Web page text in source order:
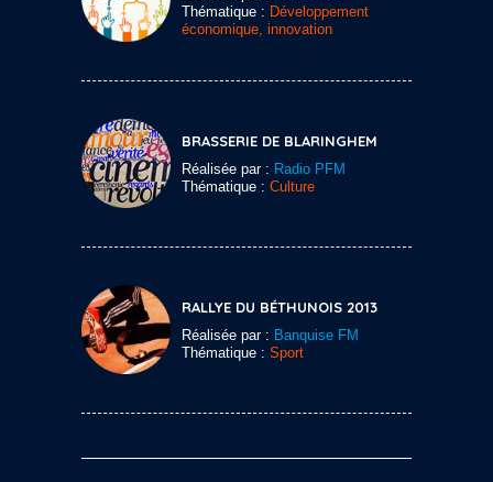
Thématique : Développement
économique, innovation
BRASSERIE DE BLARINGHEM
Réalisée par : Radio PFM
Thématique : Culture
RALLYE DU BÉTHUNOIS 2013
Réalisée par : Banquise FM
Thématique : Sport